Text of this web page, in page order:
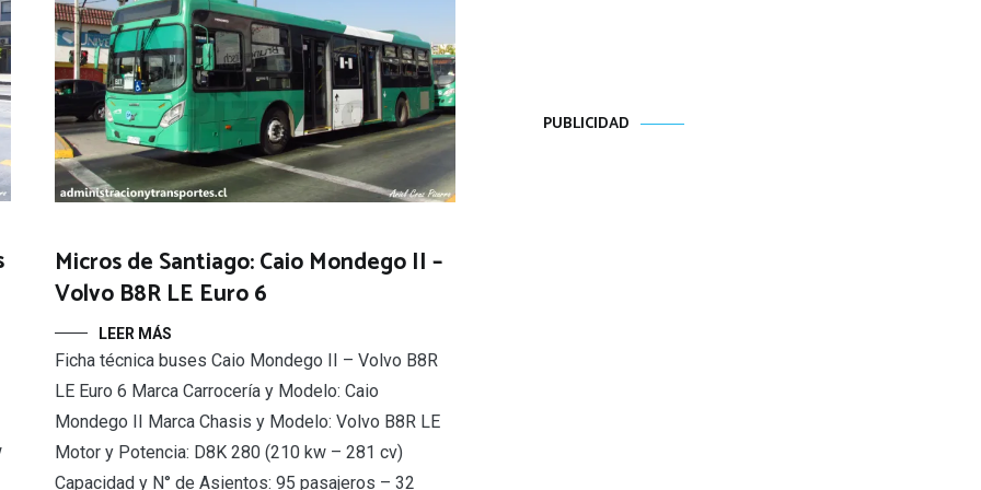
Micros de Santiago: Caio Mondego II –
Volvo B8R LE Euro 6
LEER MÁS
Ficha técnica buses Caio Mondego II – Volvo B8R
LE Euro 6 Marca Carrocería y Modelo: Caio
Mondego II Marca Chasis y Modelo: Volvo B8R LE
Motor y Potencia: D8K 280 (210 kw – 281 cv)
Capacidad y N° de Asientos: 95 pasajeros – 32
PUBLICIDAD